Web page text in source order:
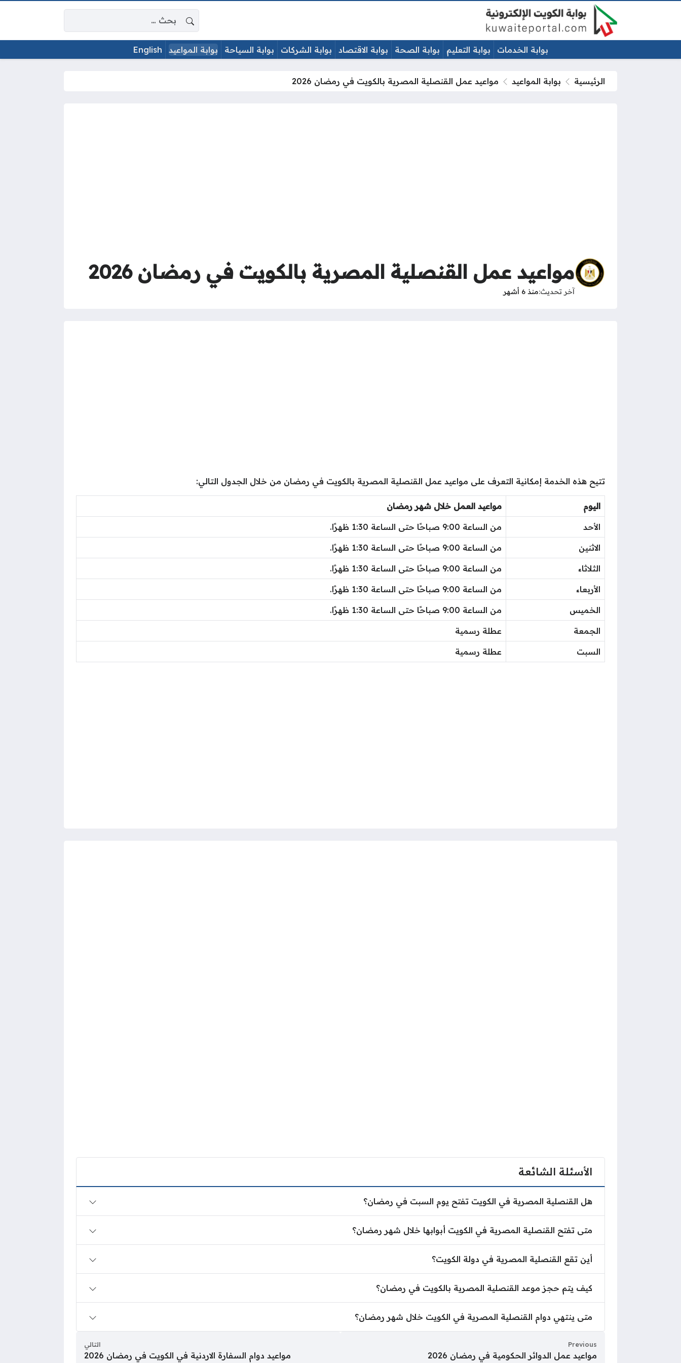
البحث عن:
بوابة الخدمات بوابة التعليم بوابة الصحة بوابة الاقتصاد بوابة الشركات بوابة السياحة بوابة المواعيد English
الرئيسية بوابة المواعيد مواعيد عمل القنصلية المصرية بالكويت في رمضان 2026
مواعيد عمل القنصلية المصرية بالكويت في رمضان 2026
آخر تحديث منذ 6 أشهر
تتيح هذه الخدمة إمكانية التعرف على مواعيد عمل القنصلية المصرية بالكويت في رمضان من خلال الجدول التالي:
اليوم مواعيد العمل خلال شهر رمضان
الأحد من الساعة 9:00 صباحًا حتى الساعة 1:30 ظهرًا.
الاثنين من الساعة 9:00 صباحًا حتى الساعة 1:30 ظهرًا.
الثلاثاء من الساعة 9:00 صباحًا حتى الساعة 1:30 ظهرًا.
الأربعاء من الساعة 9:00 صباحًا حتى الساعة 1:30 ظهرًا.
الخميس من الساعة 9:00 صباحًا حتى الساعة 1:30 ظهرًا.
الجمعة عطلة رسمية
السبت عطلة رسمية
الأسئلة الشائعة
هل القنصلية المصرية في الكويت تفتح يوم السبت في رمضان؟
متى تفتح القنصلية المصرية في الكويت أبوابها خلال شهر رمضان؟
متى تفتح القنصلية المصرية في الكويت أبوابها خلال شهر رمضان؟
أين تقع القنصلية المصرية في دولة الكويت؟
أين تقع القنصلية المصرية في دولة الكويت؟
كيف يتم حجز موعد القنصلية المصرية بالكويت في رمضان؟
متى ينتهي دوام القنصلية المصرية في الكويت خلال شهر رمضان؟
Previous
مواعيد عمل الدوائر الحكومية في رمضان 2026
التالي
مواعيد دوام السفارة الاردنية في الكويت في رمضان 2026